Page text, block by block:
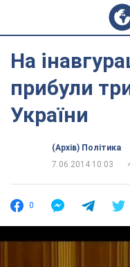
На
прибули
України
(Архів) Політика
7.06.2014 10:03
0